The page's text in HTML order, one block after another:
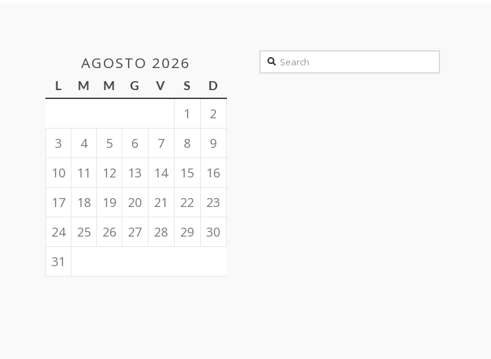
AGOSTO 2026
L M M G V S D
1
2
3
4 5 6 7 8
9
10
11 12 13 14 15
16
17
18 19 20 21 22
23
24
25 26 27 28 29
30
31
Search